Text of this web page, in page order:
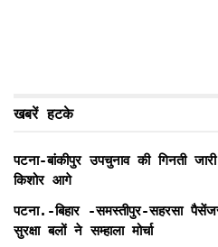
खबरें हटके
पटना-बांकीपुर उपचुनाव की गिनती
किशोर आगे
पटना.-बिहार -समस्तीपुर-सहरसा
सुरक्षा बलों ने सम्हाला मोर्चा